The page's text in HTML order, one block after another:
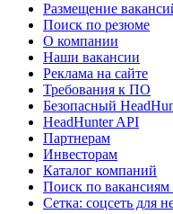
Размещение
Поиск по резюме
О компании
Наши вакансии
Реклама на сайте
Требования к ПО
Безопасный
HeadHunter API
Партнерам
Инвесторам
Каталог компаний
Поиск по
Сетка: соцсеть для